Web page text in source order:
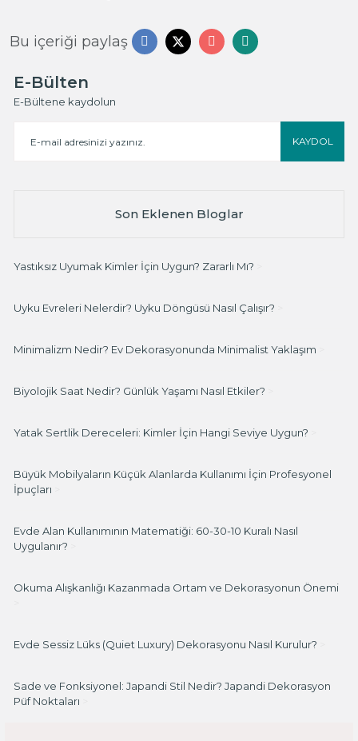
Bu içeriği paylaş
E-Bülten
E-Bültene kaydolun
KAYDOL
Son Eklenen Bloglar
Yastıksız Uyumak Kimler İçin Uygun? Zararlı Mı?
Uyku Evreleri Nelerdir? Uyku Döngüsü Nasıl Çalışır?
Minimalizm Nedir? Ev Dekorasyonunda Minimalist Yaklaşım
Biyolojik Saat Nedir? Günlük Yaşamı Nasıl Etkiler?
Yatak Sertlik Dereceleri: Kimler İçin Hangi Seviye Uygun?
Büyük Mobilyaların Küçük Alanlarda Kullanımı İçin Profesyonel
İpuçları
Evde Alan Kullanımının Matematiği: 60-30-10 Kuralı Nasıl
Uygulanır?
Okuma Alışkanlığı Kazanmada Ortam ve Dekorasyonun Önemi
Evde Sessiz Lüks (Quiet Luxury) Dekorasyonu Nasıl Kurulur?
Sade ve Fonksiyonel: Japandi Stil Nedir? Japandi Dekorasyon
Püf Noktaları